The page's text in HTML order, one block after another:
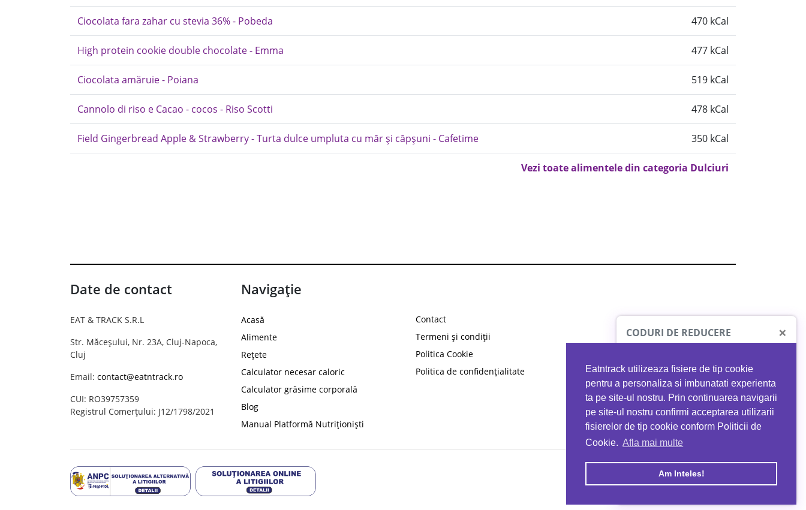
Eatntrack utilizeaza fisiere de tip cookie
pentru a personaliza si imbunatati experienta
ta pe site-ul nostru. Prin continuarea navigarii
pe site-ul nostru confirmi acceptarea utilizarii
fisierelor de tip cookie conform Politicii de
Cookie. Afla mai multe
Am Inteles!
Ciocolata fara zahar cu stevia 36% - Pobeda 470 kCal
High protein cookie double chocolate - Emma 477 kCal
Ciocolata amăruie - Poiana 519 kCal
Cannolo di riso e Cacao - cocos - Riso Scotti 478 kCal
Field Gingerbread Apple & Strawberry - Turta dulce umpluta cu măr și căpșuni - Cafetime 350 kCal
Vezi toate alimentele din categoria Dulciuri
Date de contact
EAT & TRACK S.R.L
Str. Măceșului, Nr. 23A, Cluj-Napoca,
Cluj
Email: contact@eatntrack.ro
CUI: RO39757359
Registrul Comerțului: J12/1798/2021
Navigație
Acasă
Alimente
Rețete
Calculator necesar caloric
Calculator grăsime corporală
Blog
Manual Platformă Nutriționiști
Contact
Termeni și condiții
Politica Cookie
Politica de confidențialitate
CODURI DE REDUCERE ×
PROTO41
reducere la orice comandă
EATNTRACK
MYPROTEIN
Ai40%reducere la orice comandă
folosind codul EATTRACK